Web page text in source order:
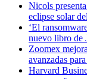
Nicols
eclipse solar
‘El
nuevo libro de
Zoomex
avanzadas
Harvard